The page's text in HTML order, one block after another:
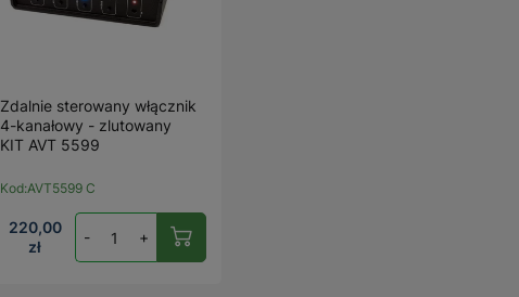
Zdalnie sterowany włącznik
4-kanałowy - zlutowany
KIT AVT 5599
Kod:AVT5599 C
220,00
zł
- +